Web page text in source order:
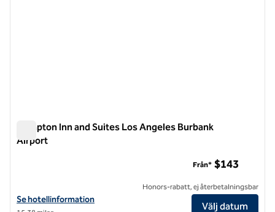
Hampton Inn and Suites Los Angeles Burbank
Airport
Visa hotelluppgifter för Hampton Inn and Suites Los Angeles
Se hotellinformation
Från* $143
Honors-rabatt, ej återbetalningsbar
Välj datum